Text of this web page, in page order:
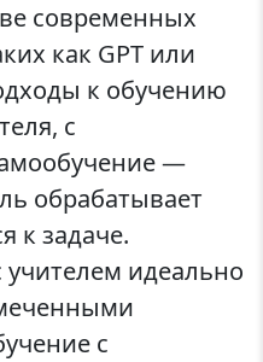
современных
как GPT или
к обучению
с
—
обрабатывает
к задаче.
идеально
с